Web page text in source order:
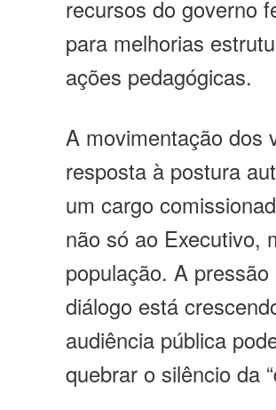
recursos do governo
para melhorias
ações pedagógicas.
A movimentação dos
resposta à postura
um cargo
não só ao Executivo,
população. A
diálogo está
audiência pública
quebrar o silêncio da